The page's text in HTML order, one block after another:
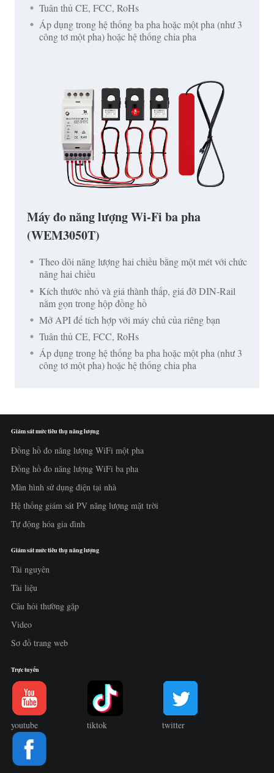
Tuân thủ CE, FCC, RoHs
Áp dụng trong hệ thống ba pha hoặc một pha (như 3
công tơ một pha) hoặc hệ thống chia pha
Máy đo năng lượng Wi-Fi ba pha
(WEM3050T)
Theo dõi năng lượng hai chiều bằng một mét với chức
năng hai chiều
Kích thước nhỏ và giá thành thấp, giá đỡ DIN-Rail
nằm gọn trong hộp đồng hồ
Mở API để tích hợp với máy chủ của riêng bạn
Tuân thủ CE, FCC, RoHs
Áp dụng trong hệ thống ba pha hoặc một pha (như 3
công tơ một pha) hoặc hệ thống chia pha
Giám sát mức tiêu thụ năng lượng
Đồng hồ đo năng lượng WiFi một pha
Đồng hồ đo năng lượng WiFi ba pha
Màn hình sử dụng điện tại nhà
Hệ thống giám sát PV năng lượng mặt trời
Tự động hóa gia đình
Giám sát mức tiêu thụ năng lượng
Tài nguyên
Tài liệu
Câu hỏi thường gặp
Video
Sơ đồ trang web
Trực tuyến
youtube tiktok twitter